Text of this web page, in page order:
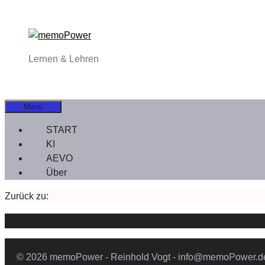
springen
Lernen & Lehren
Menü
START
KI
AEVO
Über
Zurück zu:
© 2026 memoPower - Reinhold Vogt -